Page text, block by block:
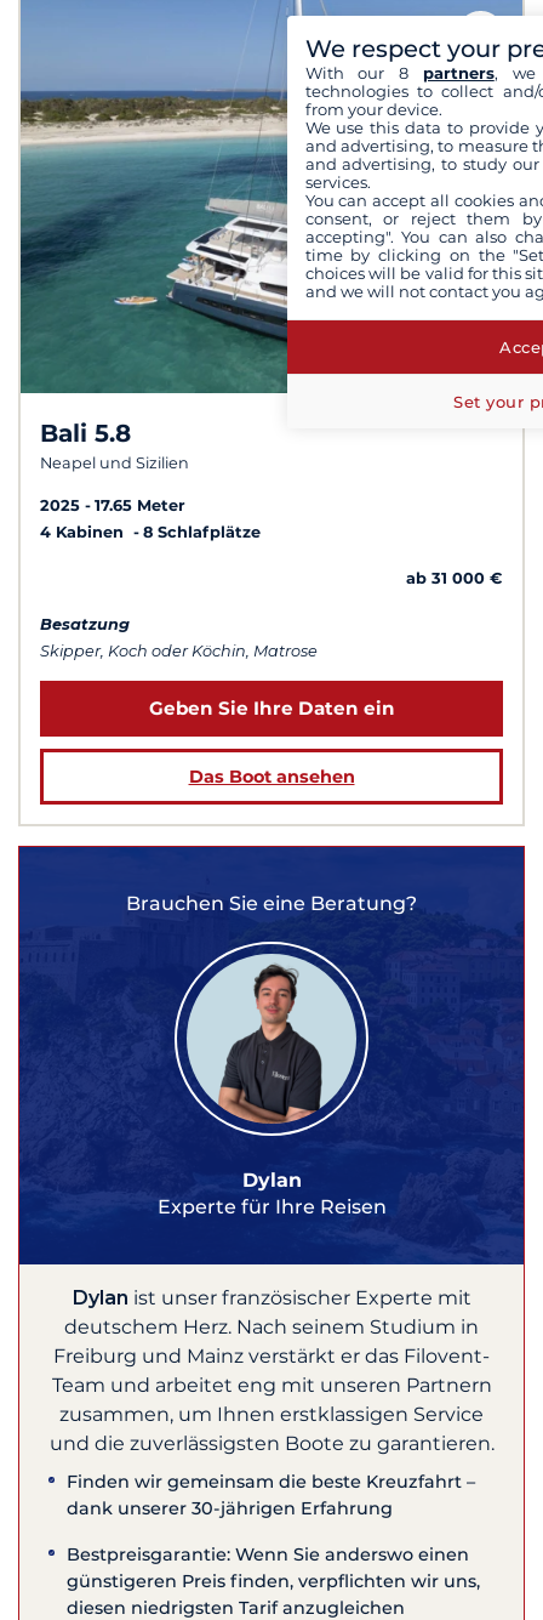
Bali 5.8
Neapel und Sizilien
2025
17.65 Meter
4 Kabinen
8 Schlafplätze
ab 31 000 €
Besatzung
Skipper, Koch oder Köchin, Matrose
Geben Sie Ihre Daten ein
Das Boot ansehen
Brauchen Sie eine Beratung?
Dylan
Experte für Ihre Reisen
Dylan ist unser französischer Experte mit
deutschem Herz. Nach seinem Studium in
Freiburg und Mainz verstärkt er das Filovent-
Team und arbeitet eng mit unseren Partnern
zusammen, um Ihnen erstklassigen Service
und die zuverlässigsten Boote zu garantieren.
Finden wir gemeinsam die beste Kreuzfahrt –
dank unserer 30-jährigen Erfahrung
Bestpreisgarantie: Wenn Sie anderswo einen
günstigeren Preis finden, verpflichten wir uns,
diesen niedrigsten Tarif anzugleichen
We respect your
With our 8 partners, we
technologies to collect
from your device.
We use this data to provide
and advertising, to measure
and advertising, to study
services.
You can accept all cookies
consent, or reject them
accepting". You can also
time by clicking on the
choices will be valid for this
and we will not contact you
Set your